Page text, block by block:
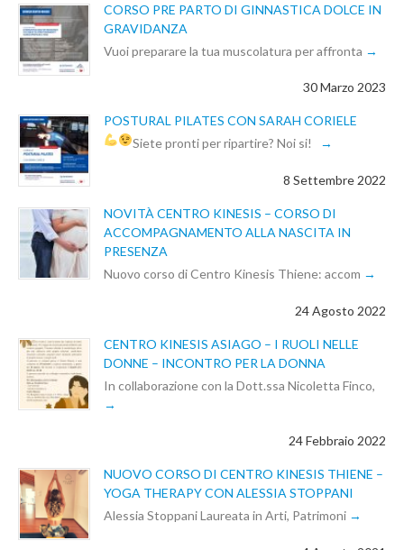
CORSO PRE PARTO DI GINNASTICA DOLCE IN
GRAVIDANZA
Vuoi preparare la tua muscolatura per affronta
30 Marzo 2023
POSTURAL PILATES CON SARAH CORIELE
Siete pronti per ripartire? Noi si!
8 Settembre 2022
NOVITÀ CENTRO KINESIS – CORSO DI
ACCOMPAGNAMENTO ALLA NASCITA IN
PRESENZA
Nuovo corso di Centro Kinesis Thiene: accom
24 Agosto 2022
CENTRO KINESIS ASIAGO – I RUOLI NELLE
DONNE – INCONTRO PER LA DONNA
In collaborazione con la Dott.ssa Nicoletta Finco,
24 Febbraio 2022
NUOVO CORSO DI CENTRO KINESIS THIENE –
YOGA THERAPY CON ALESSIA STOPPANI
Alessia Stoppani Laureata in Arti, Patrimoni